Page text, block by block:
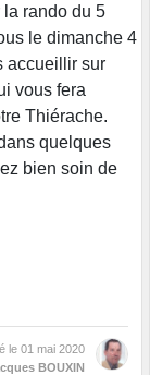
rando du 5
le dimanche 4
accueillir sur
vous fera
Thiérache.
quelques
bien soin de
le 01 mai 2020
BOUXIN